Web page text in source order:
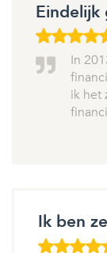
Eindelijk
In
ik het
Ik ben